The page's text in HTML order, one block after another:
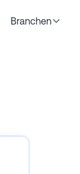
Branchen